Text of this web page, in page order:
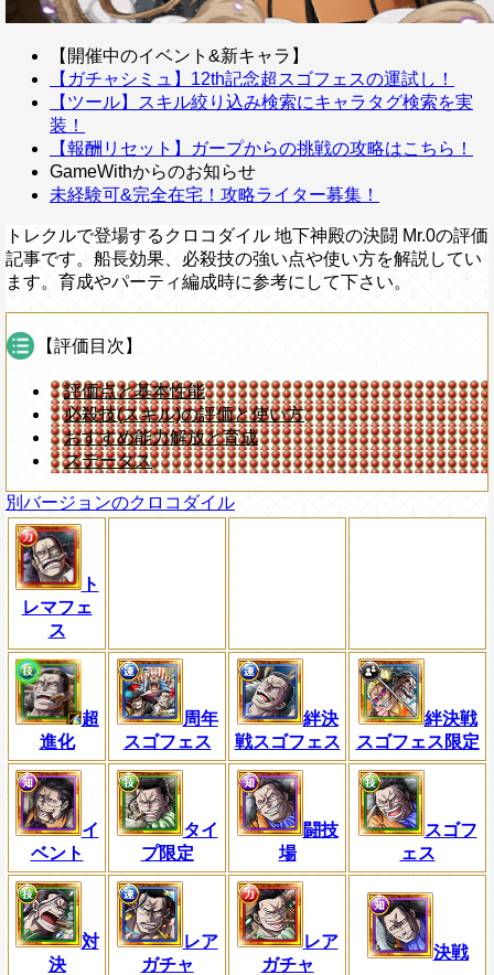
【開催中のイベント&新キャラ】
【ガチャシミュ】12th記念超スゴフェスの運試し！
【ツール】スキル絞り込み検索にキャラタグ検索を実
装！
【報酬リセット】ガープからの挑戦の攻略はこちら！
GameWithからのお知らせ
未経験可&完全在宅！攻略ライター募集！
トレクルで登場するクロコダイル 地下神殿の決闘 Mr.0の評価
記事です。船長効果、必殺技の強い点や使い方を解説してい
ます。育成やパーティ編成時に参考にして下さい。
【評価目次】
評価点と基本性能
必殺技(スキル)の評価と使い方
おすすめ能力解放と育成
ステータス
別バージョンのクロコダイル
ト
レマフェ
ス
超
進化
周年
スゴフェス
絆決
戦スゴフェス
絆決戦
スゴフェス限定
イ
ベント
タイ
プ限定
闘技
場
スゴフ
ェス
対
決
レア
ガチャ
レア
ガチャ
決戦